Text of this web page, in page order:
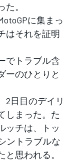
。
に集まっ
はそれを証明
でトラブル含
ーのひとりと
2日目のデイリ
しまった。た
ッチは、トッ
ントラブルな
思われる。